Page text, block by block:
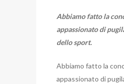
Abbiamo fatto la
appassionato di
dello sport.
Abbiamo fatto la
appassionato di